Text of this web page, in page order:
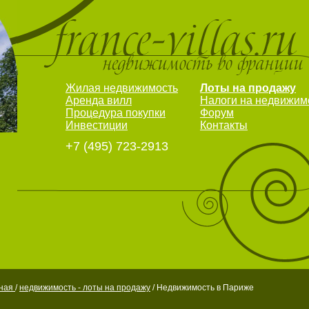
Жилая недвижимость
Аренда вилл
Процедура покупки
Инвестиции
Лоты на продажу
Налоги на
Форум
Контакты
+7 (495) 723-2913
/недвижимость - лоты на продажу / Недвижимость в Париже